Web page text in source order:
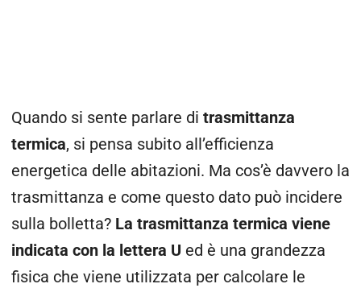
Quando si sente parlare di trasmittanza
termica, si pensa subito all’efficienza
energetica delle abitazioni. Ma cos’è davvero la
trasmittanza e come questo dato può incidere
sulla bolletta? La trasmittanza termica viene
indicata con la lettera U ed è una grandezza
fisica che viene utilizzata per calcolare le